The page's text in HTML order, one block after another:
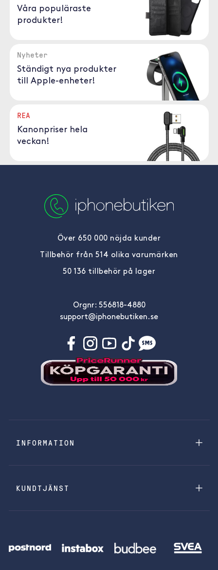
Våra populäraste
produkter!
Nyheter
Ständigt nya produkter
till Apple-enheter!
REA
Kanonpriser hela
veckan!
Över 650 000 nöjda kunder
Tillbehör från 514 olika varumärken
50 136 tillbehör på lager
Orgnr: 556818-4880
support@iphonebutiken.se
INFORMATION
KUNDTJÄNST